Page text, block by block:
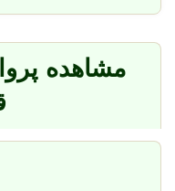
مشاهده